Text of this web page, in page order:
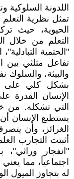
اللدونة السلوكية
تمثل نظرية
الحيوية، حيث
التعلم من خلال
"الحتمية
تفاعل مثلثي بين
والبيئة،
بشكل كلي على
الإنسان القدرة
التي تشكله. من
يستطيع الإنسان
الغرائز، وأن
أثبتت التجارب
"انفجار
اجتماعياً، مما
له بتجاوز الميول